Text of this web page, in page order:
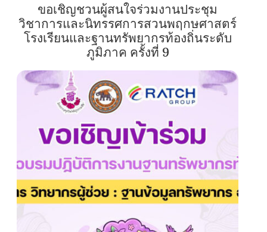
ขอเชิญชวนผู้สนใจร่วมงานประชุม
วิชาการและนิทรรศการสวนพฤกษศาสตร์
โรงเรียนและฐานทรัพยากรท้องถิ่นระดับ
ภูมิภาค ครั้งที่ 9